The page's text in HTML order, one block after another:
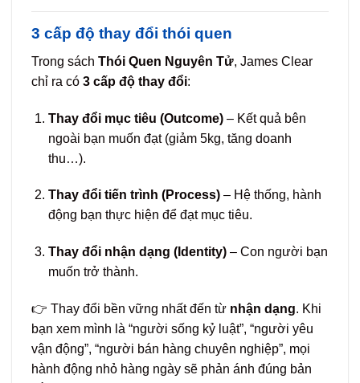
3 cấp độ thay đổi thói quen
Trong sách Thói Quen Nguyên Tử, James Clear
chỉ ra có 3 cấp độ thay đổi:
Thay đổi mục tiêu (Outcome)– Kết quả bên
ngoài bạn muốn đạt (giảm 5kg, tăng doanh
thu…).
Thay đổi tiến trình (Process)– Hệ thống, hành
động bạn thực hiện để đạt mục tiêu.
Thay đổi nhận dạng (Identity)– Con người bạn
muốn trở thành.
👉 Thay đổi bền vững nhất đến từ nhận dạng. Khi
bạn xem mình là “người sống kỷ luật”, “người yêu
vận động”, “người bán hàng chuyên nghiệp”, mọi
hành động nhỏ hàng ngày sẽ phản ánh đúng bản